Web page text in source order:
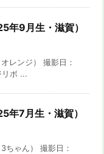
年9月生・滋賀）
レンジ） 撮影日：
ボ ...
年7月生・滋賀）
ゃん） 撮影日：